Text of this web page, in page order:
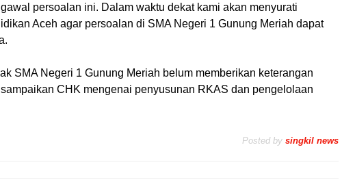
persoalan ini. Dalam waktu dekat kami akan menyurati
Aceh agar persoalan di SMA Negeri 1 Gunung Meriah dapat
SMA Negeri 1 Gunung Meriah belum memberikan keterangan
CHK mengenai penyusunan RKAS dan pengelolaan
Posted by singkil news